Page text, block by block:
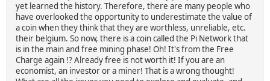
yet learned the history. Therefore, there are many people who
have overlooked the opportunity to underestimate the value of
a coin when they think that they are worthless, unreliable, etc.
their belgium. So now, there is a coin called the Pi Network that
is in the main and free mining phase! Oh! It's from the Free
Charge again !? Already free is not worth it! If you are an
economist, an investor or a miner! That is a wrong thought!